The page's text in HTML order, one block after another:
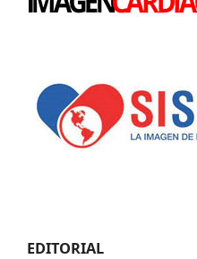
EDITORIAL